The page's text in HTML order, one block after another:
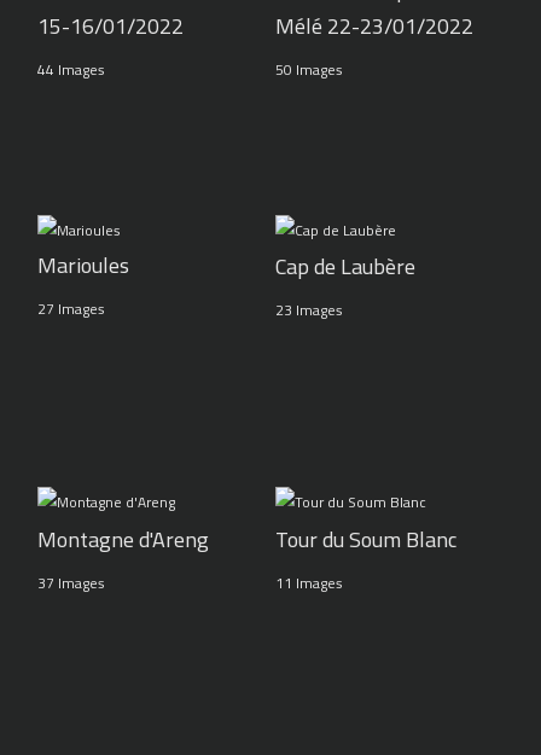
15-16/01/2022
44 Images
Mélé 22-23/01/2022
50 Images
Marioules
27 Images
Cap de Laubère
23 Images
Montagne d'Areng
37 Images
Tour du Soum Blanc
11 Images